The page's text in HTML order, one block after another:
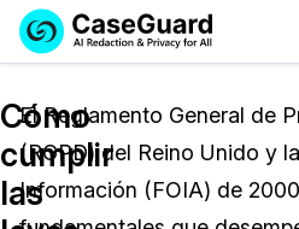
Licencia de
Precios de Redacción
Soluciones
Redacción de vídeos
Industrias
Cómo
cumplir
las
El Reglamento General de
(RGPD) del Reino Unido y
Información (FOIA) de